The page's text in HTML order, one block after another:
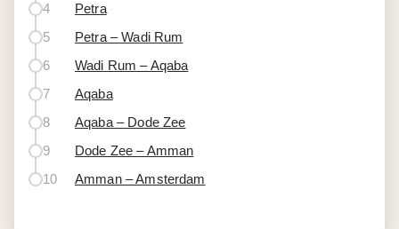
4
Petra
5
Petra – Wadi Rum
6
Wadi Rum – Aqaba
7
Aqaba
8
Aqaba – Dode Zee
9
Dode Zee – Amman
10
Amman – Amsterdam